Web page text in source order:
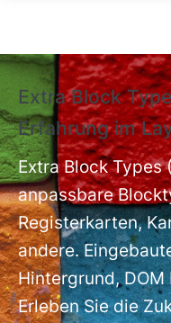
Extra Block
Erfahrung im
Extra Block Types
anpassbare
Registerkarten,
andere.
Hintergrund,
Erleben Sie die